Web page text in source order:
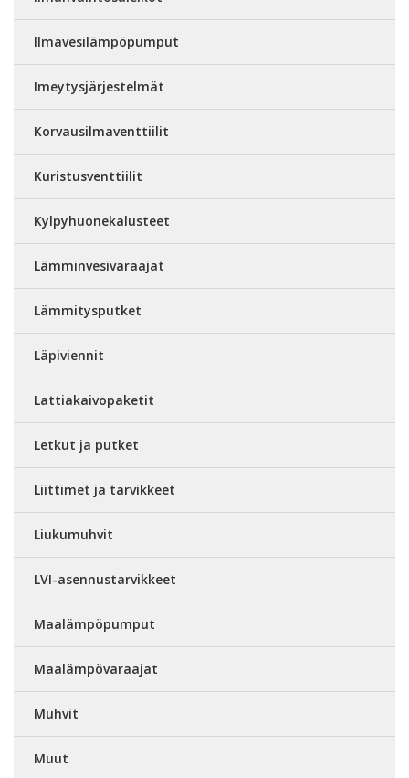
Ilmavesilämpöpumput
Imeytysjärjestelmät
Korvausilmaventtiilit
Kuristusventtiilit
Kylpyhuonekalusteet
Lämminvesivaraajat
Lämmitysputket
Läpiviennit
Lattiakaivopaketit
Letkut ja putket
Liittimet ja tarvikkeet
Liukumuhvit
LVI-asennustarvikkeet
Maalämpöpumput
Maalämpövaraajat
Muhvit
Muut